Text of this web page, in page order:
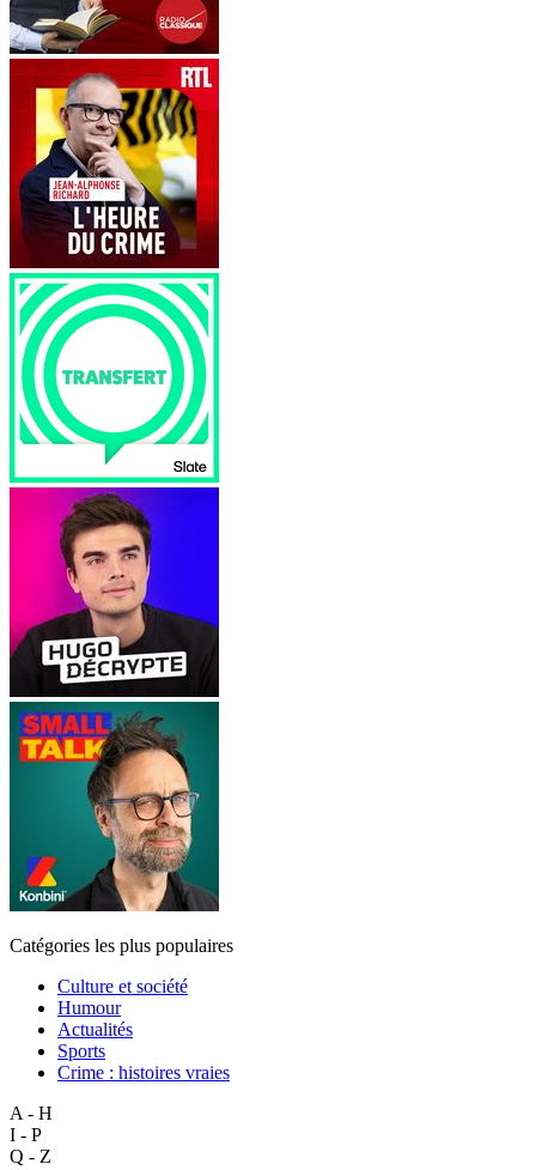
Catégories les plus populaires
Culture et société
Humour
Actualités
Sports
Crime : histoires vraies
A - H
I - P
Q - Z